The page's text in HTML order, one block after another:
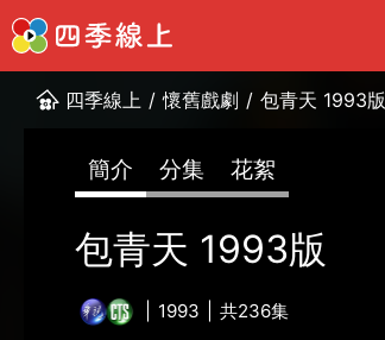
四季線上 / 懷舊戲劇 / 包青天 1993版
簡介 分集 花絮
包青天 1993版
1993 共236集